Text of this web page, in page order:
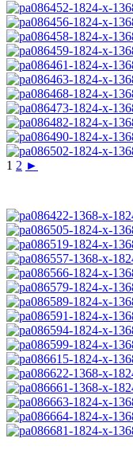
1 2 ►